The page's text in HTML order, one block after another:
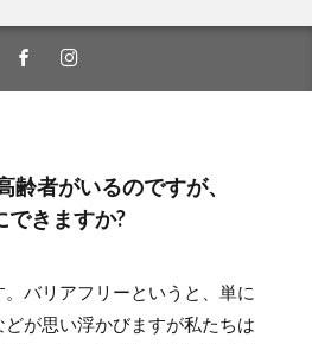
者がいるのですが、
できますか?
。バリアフリーというと、単に
が思い浮かびますが私たちは